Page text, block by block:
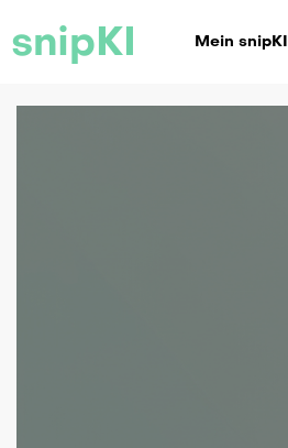
snipKI Mein snipKI